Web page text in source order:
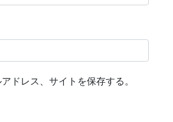
ドレス、サイトを保存する。